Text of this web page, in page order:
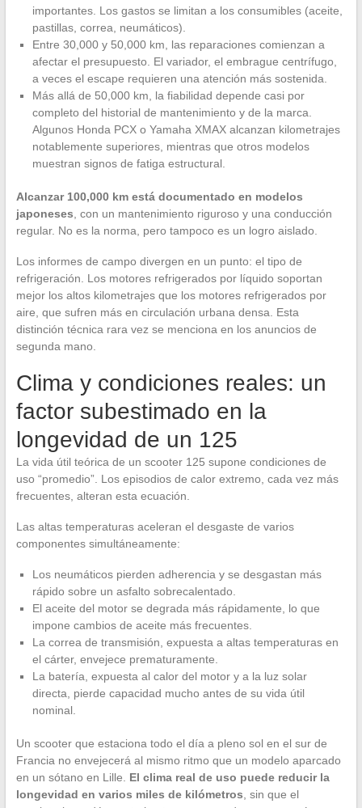
importantes. Los gastos se limitan a los consumibles (aceite,
pastillas, correa, neumáticos).
Entre 30,000 y 50,000 km, las reparaciones comienzan a
afectar el presupuesto. El variador, el embrague centrífugo,
a veces el escape requieren una atención más sostenida.
Más allá de 50,000 km, la fiabilidad depende casi por
completo del historial de mantenimiento y de la marca.
Algunos Honda PCX o Yamaha XMAX alcanzan kilometrajes
notablemente superiores, mientras que otros modelos
muestran signos de fatiga estructural.
Alcanzar 100,000 km está documentado en modelos
japoneses, con un mantenimiento riguroso y una conducción
regular. No es la norma, pero tampoco es un logro aislado.
Los informes de campo divergen en un punto: el tipo de
refrigeración. Los motores refrigerados por líquido soportan
mejor los altos kilometrajes que los motores refrigerados por
aire, que sufren más en circulación urbana densa. Esta
distinción técnica rara vez se menciona en los anuncios de
segunda mano.
Clima y condiciones reales: un
factor subestimado en la
longevidad de un 125
La vida útil teórica de un scooter 125 supone condiciones de
uso “promedio”. Los episodios de calor extremo, cada vez más
frecuentes, alteran esta ecuación.
Las altas temperaturas aceleran el desgaste de varios
componentes simultáneamente:
Los neumáticos pierden adherencia y se desgastan más
rápido sobre un asfalto sobrecalentado.
El aceite del motor se degrada más rápidamente, lo que
impone cambios de aceite más frecuentes.
La correa de transmisión, expuesta a altas temperaturas en
el cárter, envejece prematuramente.
La batería, expuesta al calor del motor y a la luz solar
directa, pierde capacidad mucho antes de su vida útil
nominal.
Un scooter que estaciona todo el día a pleno sol en el sur de
Francia no envejecerá al mismo ritmo que un modelo aparcado
en un sótano en Lille. El clima real de uso puede reducir la
longevidad en varios miles de kilómetros, sin que el